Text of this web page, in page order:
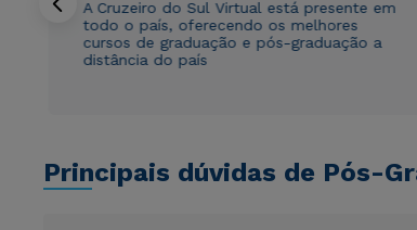
A Cruzeiro do Sul Virtual está presente em
todo o país, oferecendo os melhores
cursos de graduação e pós-graduação a
distância do país
Principais dúvidas de Pós-